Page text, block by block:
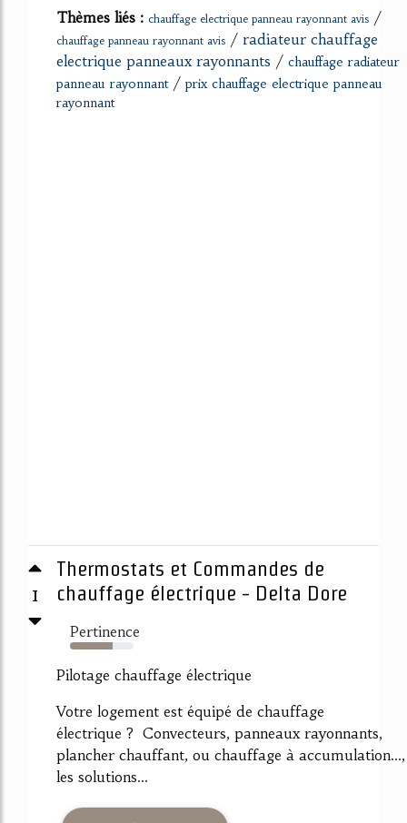
Thèmes liés : chauffage electrique panneau rayonnant avis /
chauffage panneau rayonnant avis / radiateur chauffage
electrique panneaux rayonnants / chauffage radiateur
panneau rayonnant/ prix chauffage electrique panneau
rayonnant
1
Thermostats et Commandes de
chauffage électrique - Delta Dore
Pertinence
67%
Pilotage chauffage électrique
Votre logement est équipé de chauffage
électrique ? Convecteurs, panneaux rayonnants,
plancher chauffant, ou chauffage à accumulation...,
les solutions...